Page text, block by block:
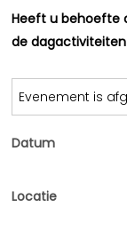
Heeft u behoefte
de dagactiviteiten
Evenement is
Datum
Locatie